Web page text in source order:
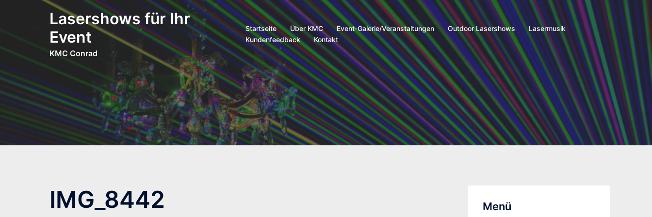
Lasershows für Ihr
Event
KMC Conrad
Startseite Über KMC Event-Galerie/Veranstaltungen Outdoor Lasershows
Lasermusik
Kundenfeedback
Kontakt
IMG_8442 Menü